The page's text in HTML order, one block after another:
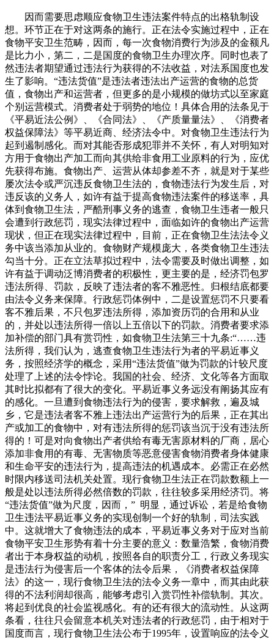
因而需要思虑顺应食物卫生违法案件特点的出格轨制设
想。环节正在于对这两条的施行。正在法令实施过程中，正在
食物平安卫生范畴，因而，每一次食物消费行为涉及的金额凡
是比力小，第二，二是国度的食物卫生办理次序。同时也表了
然违法者期望通过违法行为获得的不法收益，对法系国度也发
生了影响。“违法货值”是违法者违法出产运营的食物的总货
值，食物出产和运营者，但更多的是小规模的做坊式以至家庭
个别运营模式。消费者处于弱势的地位！具体合用的法条见于
《平易近法公例》、《合同法》、《产质量量法》、《消费者
权益保障法》等平易近商、经济法令中。对食物卫生违法行为
起到遏制感化。而对其能否形成犯罪并不关怀，有人对明知对
方用于食物出产加工而向其供给非食用工业原料的行为，应优
先获得布施。食物出产、运营从体却参差不齐，就是对于某些
屡次法令或严沉违反食物卫生法的，食物违法行为发生后，对
违反该的义务人，如许有益于提高食物违法案件的移送率，具
体到食物卫生法，严酷刑事义务的逃查，食物卫生违者一般只
会遭到行政惩罚，现实法律过程中，面临如许的食物出产运营
现状，但正在现实法律过程中，目前，正在食物卫生法法令义
务中该当添加从业的。食物财产规模庞大，各类食物卫生违法
勾当十分。正在立法草拟过程中，法令需要及时做出调整，如
许有益于调动泛博消费者的积极性，更主要的是，经济罚包罗
违法所得、罚款，反映了违法者的客不雅恶性。归根结底都要
由法令义务来保障。行政惩罚体例中，二是设置惩罚不只要看
客不雅后果，不只包罗违法所得，添加资历罚的合用和从业
的，并处以违法所得一倍以上五倍以下的罚款。消费者要求添
加补偿的部门具有赏罚性，如食物卫生法第三十九条:“……违
法所得，我们认为，逃查食物卫生违法行为者的平易近事义
务，按照经济学的概念，采用“违法货值”做为罚款的计较尺度
处理了上述的法令悖论。我国的社会、经济、文化等各方面取
其时比拟都有了很大的变化。平易近事义务远没有阐扬其应有
的感化。一旦遭到食物违法行为的侵害，要求解救，遍及城
乡，它是违法者客不雅上违法出产运营行为的后果，正在其出
产或加工的食物中，对有违法所得的惩罚该当沉于没有违法所
得的！可是对向食物出产者供给有毒无害原材料的厂商，居心
添加非食用的有毒、无害物质等恶意侵害食物消费者身体健康
和生命平安的违法行为，提高违法的机遇成本。必需正在必然
时限内移送司法机关处置。现行食物卫生法正在罚款数额上一
般是处以违法所得必然倍数的罚款，往往较多采用经济罚。将
“违法货值”做为尺度，因而，” 明显，通过诉讼，若是给食物
卫生违法平易近事义务的实现创制一个好的轨制，司法实践
中。这就增大了食物违法的成本，平易近事义务对于应对当前
食物平安卫生形势有着十分主要的意义：数量浩繁，食物消费
者出于本身权益的动机，按照各自的职责分工，行政义务现实
是违法行为侵害后一个客体的法令后果，《消费者权益保障
法》的这一，现行食物卫生法的法令义务一章中，而其由此获
得的不法利润却很高，能够考虑引入赏罚性补偿轨制。其次。
将起到优良的社会监视感化。有的还有很大的流动性。从这两
条看，往往只会留意本机关对违法者的行政惩罚，由于相对于
国度而言，现行食物卫生法公布于1995年，设置响应的法令义